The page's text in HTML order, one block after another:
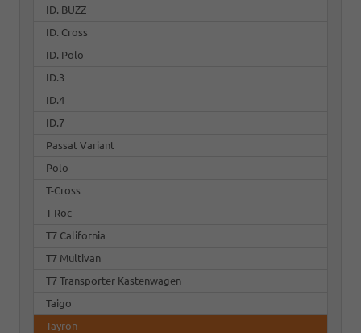
ID. BUZZ
ID. Cross
ID. Polo
ID.3
ID.4
ID.7
Passat Variant
Polo
T-Cross
T-Roc
T7 California
T7 Multivan
T7 Transporter Kastenwagen
Taigo
Tayron